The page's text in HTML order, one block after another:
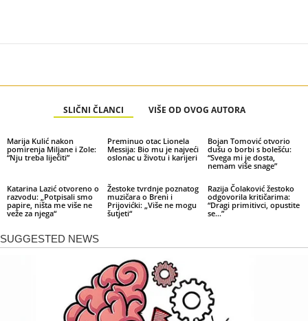
SLIČNI ČLANCI VIŠE OD OVOG AUTORA
Marija Kulić nakon
pomirenja Miljane i Zole:
“Nju treba liječiti”
Preminuo otac Lionela
Messija: Bio mu je najveći
oslonac u životu i karijeri
Bojan Tomović otvorio
dušu o borbi s bolešću:
“Svega mi je dosta,
nemam više snage”
Katarina Lazić otvoreno o
razvodu: „Potpisali smo
papire, ništa me više ne
veže za njega“
Žestoke tvrdnje poznatog
muzičara o Breni i
Prijovićki: „Više ne mogu
šutjeti“
Razija Čolaković žestoko
odgovorila kritičarima:
“Dragi primitivci, opustite
se…”